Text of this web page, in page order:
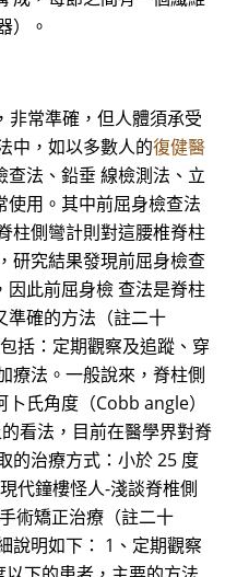
）。
非常準確，但人體須承受
中，如以多數人的復健醫
法、鉛垂 線檢測法、立
用。其中前屈身檢查法
柱側彎計則對這腰椎脊柱
研究結果發現前屈身檢查
此前屈身檢 查法是脊柱
準確的方法（註二十
括：定期觀察及追蹤、穿
療法。一般說來，脊柱側
氏角度（Cobb angle）
看法，目前在醫學界對脊
的治療方式：小於 25 度
代鐘樓怪人-淺談脊椎側
術矯正治療（註二十
說明如下： 1、定期觀察